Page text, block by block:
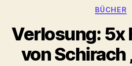
BÜCHER
Verlosung: 5x
von Schirach